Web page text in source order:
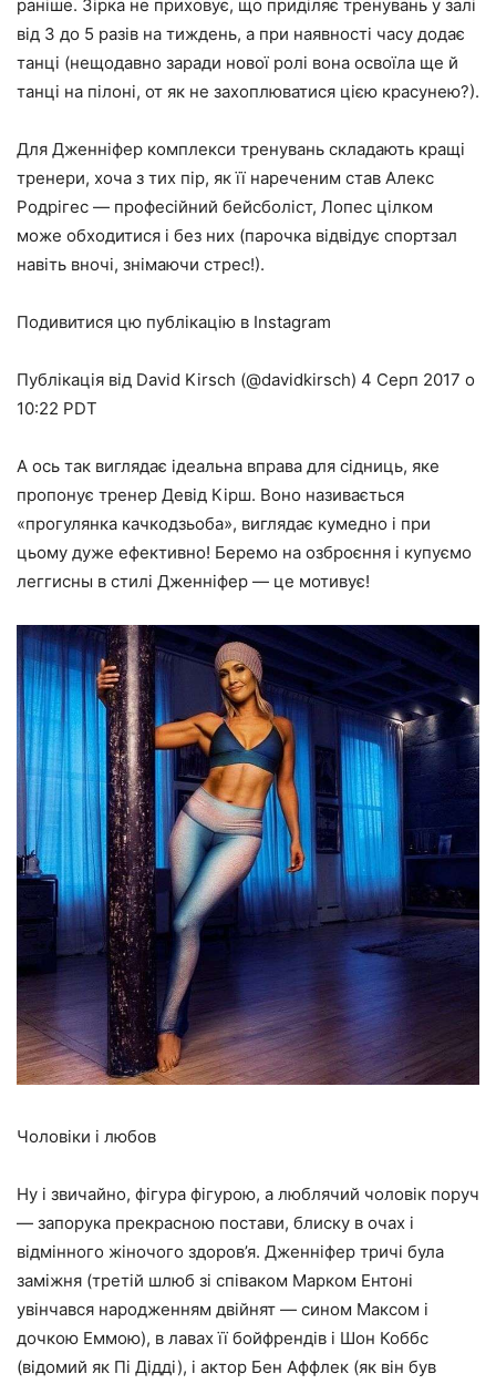
раніше. Зірка не приховує, що приділяє тренувань у залі
від 3 до 5 разів на тиждень, а при наявності часу додає
танці (нещодавно заради нової ролі вона освоїла ще й
танці на пілоні, от як не захоплюватися цією красунею?).
Для Дженніфер комплекси тренувань складають кращі
тренери, хоча з тих пір, як її нареченим став Алекс
Родрігес — професійний бейсболіст, Лопес цілком
може обходитися і без них (парочка відвідує спортзал
навіть вночі, знімаючи стрес!).
Подивитися цю публікацію в Instagram
Публікація від David Kirsch (@davidkirsch) 4 Серп 2017 о
10:22 PDT
А ось так виглядає ідеальна вправа для сідниць, яке
пропонує тренер Девід Кірш. Воно називається
«прогулянка качкодзьоба», виглядає кумедно і при
цьому дуже ефективно! Беремо на озброєння і купуємо
леггисны в стилі Дженніфер — це мотивує!
Чоловіки і любов
Ну і звичайно, фігура фігурою, а люблячий чоловік поруч
— запорука прекрасною постави, блиску в очах і
відмінного жіночого здоров’я. Дженніфер тричі була
заміжня (третій шлюб зі співаком Марком Ентоні
увінчався народженням двійнят — сином Максом і
дочкою Еммою), в лавах її бойфрендів і Шон Коббс
(відомий як Пі Дідді), і актор Бен Аффлек (як він був